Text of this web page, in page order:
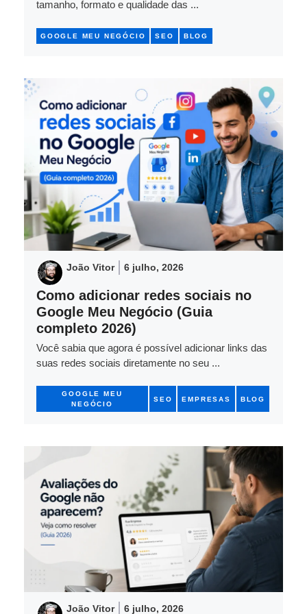
tamanho, formato e qualidade das ...
GOOGLE MEU NEGÓCIO SEO BLOG
João Vitor 6 julho, 2026
Como adicionar redes sociais no
Google Meu Negócio (Guia
completo 2026)
Você sabia que agora é possível adicionar links das
suas redes sociais diretamente no seu ...
GOOGLE MEU
NEGÓCIO
SEO EMPRESAS BLOG
João Vitor 6 julho, 2026